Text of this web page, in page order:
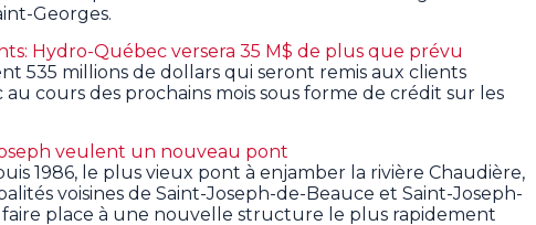
Georges.
Hydro-Québec versera 35 M$ de plus que prévu
535 millions de dollars qui seront remis aux clients
cours des prochains mois sous forme de crédit sur les
veulent un nouveau pont
1986, le plus vieux pont à enjamber la rivière Chaudière,
voisines de Saint-Joseph-de-Beauce et Saint-Joseph-
faire place à une nouvelle structure le plus rapidement